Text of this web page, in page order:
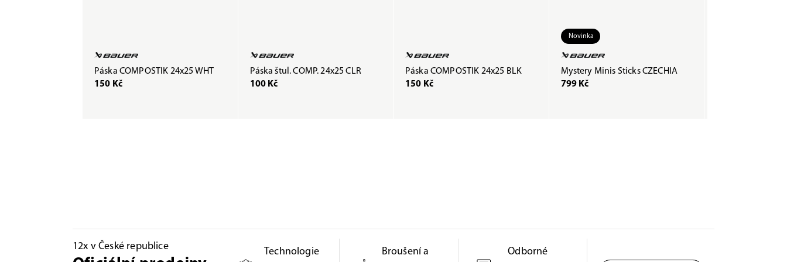
Páska COMPOSTIK 24x25 WHT
150 Kč
Páska štul. COMP. 24x25 CLR
100 Kč
Páska COMPOSTIK 24x25 BLK
150 Kč
Novinka
Mystery Minis Sticks CZECHIA
799 Kč
12x v České republice Technologie Broušení a Odborné